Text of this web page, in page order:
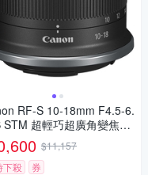
RF-S 10-18mm F4.5-6.
STM 超輕巧超廣角變焦鏡
司貨
$11,157
下殺
券